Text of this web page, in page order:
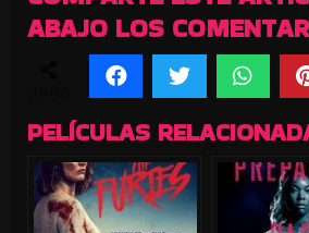
ABAJO LOS
PELÍCULAS